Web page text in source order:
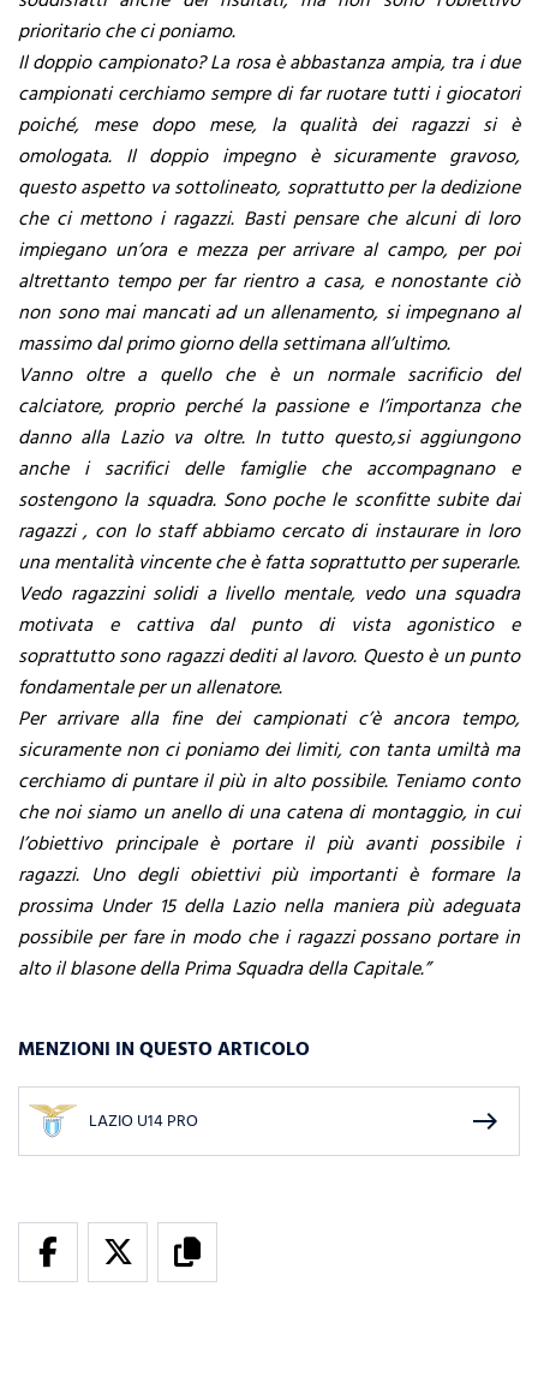
prioritario che ci poniamo.
Il doppio campionato? La rosa è abbastanza ampia, tra i due
campionati cerchiamo sempre di far ruotare tutti i giocatori
poiché, mese dopo mese, la qualità dei ragazzi si è
omologata. Il doppio impegno è sicuramente gravoso,
questo aspetto va sottolineato, soprattutto per la dedizione
che ci mettono i ragazzi. Basti pensare che alcuni di loro
impiegano un’ora e mezza per arrivare al campo, per poi
altrettanto tempo per far rientro a casa, e nonostante ciò
non sono mai mancati ad un allenamento, si impegnano al
massimo dal primo giorno della settimana all’ultimo.
Vanno oltre a quello che è un normale sacrificio del
calciatore, proprio perché la passione e l’importanza che
danno alla Lazio va oltre. In tutto questo,si aggiungono
anche i sacrifici delle famiglie che accompagnano e
sostengono la squadra. Sono poche le sconfitte subite dai
ragazzi , con lo staff abbiamo cercato di instaurare in loro
una mentalità vincente che è fatta soprattutto per superarle.
Vedo ragazzini solidi a livello mentale, vedo una squadra
motivata e cattiva dal punto di vista agonistico e
soprattutto sono ragazzi dediti al lavoro. Questo è un punto
fondamentale per un allenatore.
Per arrivare alla fine dei campionati c’è ancora tempo,
sicuramente non ci poniamo dei limiti, con tanta umiltà ma
cerchiamo di puntare il più in alto possibile. Teniamo conto
che noi siamo un anello di una catena di montaggio, in cui
l’obiettivo principale è portare il più avanti possibile i
ragazzi. Uno degli obiettivi più importanti è formare la
prossima Under 15 della Lazio nella maniera più adeguata
possibile per fare in modo che i ragazzi possano portare in
alto il blasone della Prima Squadra della Capitale.”
MENZIONI IN QUESTO ARTICOLO
LAZIO U14 PRO east